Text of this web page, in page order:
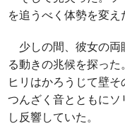
を追うべく体勢を変え
少しの間、彼女の両
る動きの兆候を探っ
ヒリはかろうじて壁
つんざく音とともに
し反響していた。